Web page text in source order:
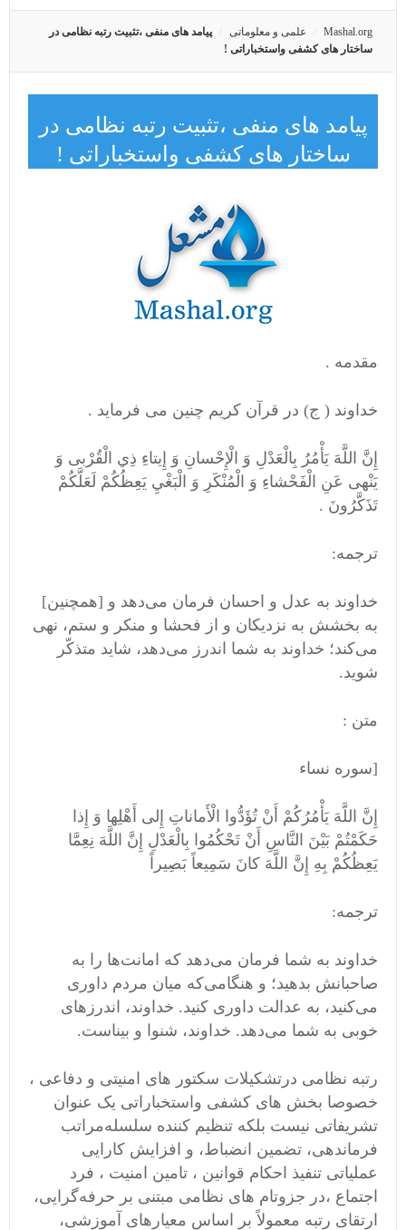
Mashal.org علمی و معلوماتی
پیامد های منفی ،تثبیت رتبه نظامی در
ساختار های کشفی واستخباراتی !
پیامد های منفی ،تثبیت رتبه نظامی در
ساختار های کشفی واستخباراتی !
مقدمه .
خداوند ( ج) در قرآن کریم چنین می فرماید .
إِنَّ اللَّهَ يَأْمُرُ بِالْعَدْلِ وَ الْإِحْسانِ وَ إِيتاءِ ذِي الْقُرْبی‌ وَ
يَنْهی‌ عَنِ الْفَحْشاءِ وَ الْمُنْكَرِ وَ الْبَغْيِ يَعِظُكُمْ لَعَلَّكُمْ
تَذَكَّرُونَ .
ترجمه:
خداوند به عدل و احسان فرمان می‌دهد و [همچنین]
به بخشش به نزدیکان و از فحشا و منکر و ستم، نهی
می‌کند؛ خداوند به شما اندرز می‌دهد، شاید متذکّر
شوید.
متن :
[سوره نساء
إِنَّ اللَّهَ يَأْمُرُكُمْ أَنْ تُؤَدُّوا الْأَماناتِ إِلی‌ أَهْلِها وَ إِذا
حَكَمْتُمْ بَيْنَ النَّاسِ أَنْ تَحْكُمُوا بِالْعَدْلِ إِنَّ اللَّهَ نِعِمَّا
يَعِظُكُمْ بِهِ إِنَّ اللَّهَ كانَ سَمِيعاً بَصِيراً
ترجمه:
خداوند به شما فرمان می‌دهد كه امانت‌ها را به
صاحبانش بدهيد؛ و هنگامی‌كه ميان مردم داوری
می‌كنيد، به عدالت داوری كنيد. خداوند، اندرزهای
خوبی به شما می‌دهد. خداوند، شنوا و بيناست.
رتبه نظامی درتشکیلات سکتور های امنیتی و دفاعی ،
خصوصا بخش های کشفی واستخباراتی یک عنوان
تشریفاتی نیست بلکه تنظیم کننده سلسله‌مراتب
فرماندهی، تضمین انضباط، و افزایش کارایی
عملیاتی تنفیذ احکام قوانین ، تامین امنیت ، فرد
اجتماع ،در جزوتام های نظامی مبتنی بر حرفه‌گرایی،
ارتقای رتبه معمولاً بر اساس معیارهای آموزشی،